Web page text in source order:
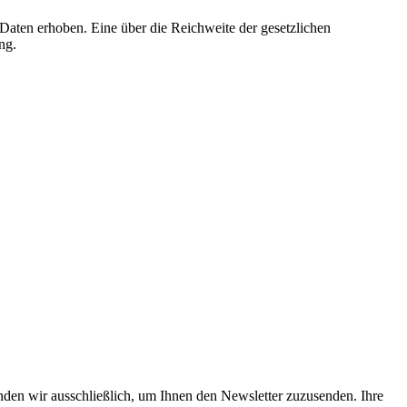
erhoben. Eine über die Reichweite der gesetzlichen
wir ausschließlich, um Ihnen den Newsletter zuzusenden. Ihre